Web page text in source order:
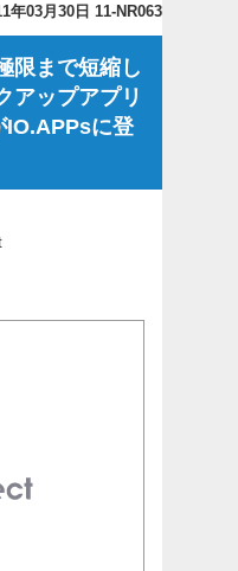
年03月30日 11-NR063
限まで短縮し
アップアプリ
IO.APPsに登